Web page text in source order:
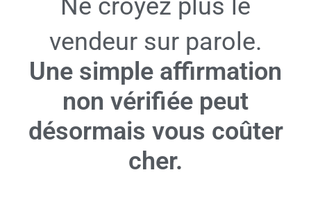
Ne croyez plus le
vendeur sur parole.
Une simple affirmation
non vérifiée peut
désormais vous coûter
cher.